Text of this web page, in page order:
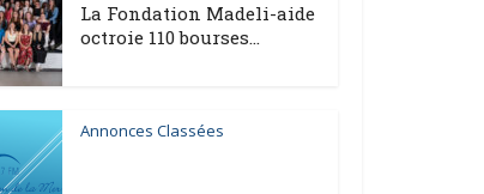
La Fondation Madeli-aide
octroie 110 bourses...
Annonces Classées